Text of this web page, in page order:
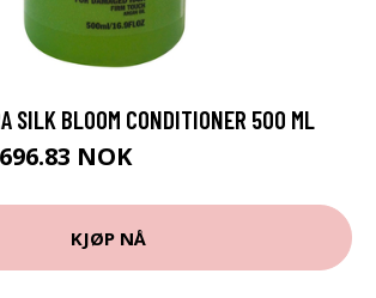
SILK BLOOM CONDITIONER 500 ML
696.83 NOK
KJØP NÅ